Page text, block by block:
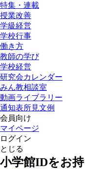
特集・連載
授業改善
学級経営
学校行事
働き方
教師の学び
学校経営
研究会カレンダー
みん教相談室
動画ライブラリー
通知表所見文例
会員向け
マイページ
ログイン
とじる
小学館IDをお